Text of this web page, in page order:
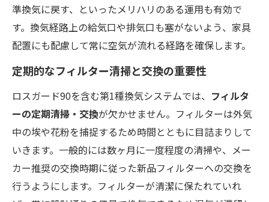
準換気に戻す、といったメリハリのある運用も有効で
す。換気経路上の給気口や排気口も塞がないよう、家具
配置にも配慮して常に空気が流れる経路を確保します。
定期的なフィルター清掃と交換の重要性
ロスガード90を含む第1種換気システムでは、 フィルタ
ーの定期清掃・交換が欠かせません。フィルターは外気
中の埃や花粉を捕捉するため時間とともに目詰まりして
いきます。一般的には数ヶ月に一度程度の清掃や、メー
カー推奨の交換時期に従った新品フィルターへの交換を
行うようにします。フィルターが清潔に保たれていれ